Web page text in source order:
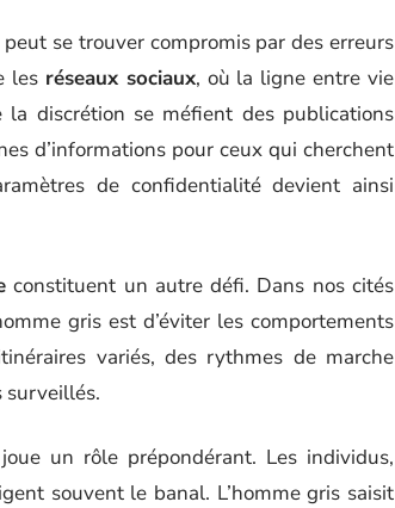
peut se trouver compromis par des erreurs
les réseaux sociaux, où la ligne entre vie
discrétion se méfient des publications
d’informations pour ceux qui cherchent
de confidentialité devient ainsi
constituent un autre défi. Dans nos cités
gris est d’éviter les comportements
variés, des rythmes de marche
surveillés.
un rôle prépondérant. Les individus,
souvent le banal. L’homme gris saisit